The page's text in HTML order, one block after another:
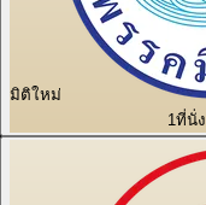
มิติใหม่
1ที่นั่ง